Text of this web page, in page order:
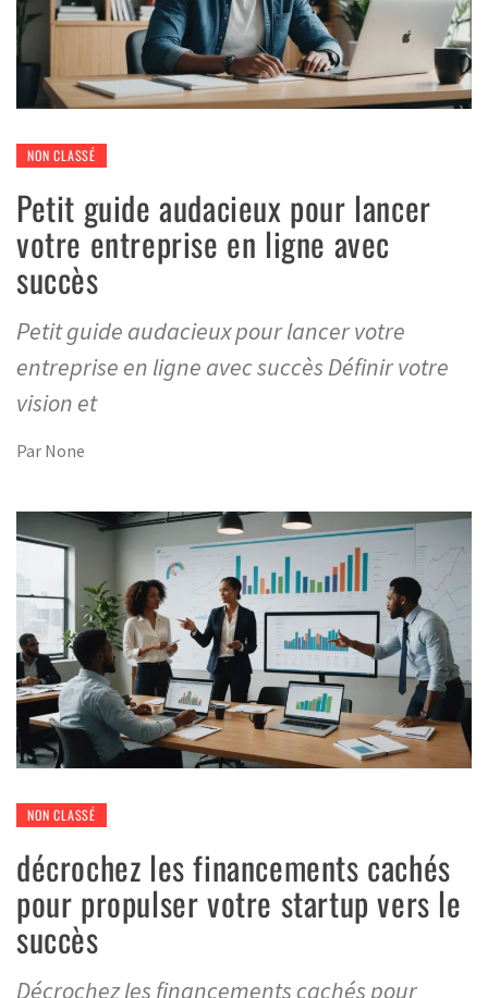
NON CLASSÉ
Petit guide audacieux pour lancer
votre entreprise en ligne avec
succès
Petit guide audacieux pour lancer votre
entreprise en ligne avec succès Définir votre
vision et
Par None
NON CLASSÉ
décrochez les financements cachés
pour propulser votre startup vers le
succès
Décrochez les financements cachés pour